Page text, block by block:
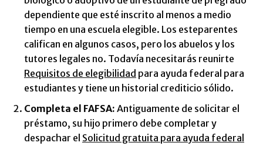
dependiente que esté inscrito al menos a medio
tiempo en una escuela elegible. Los esteparentes
califican en algunos casos, pero los abuelos y los
tutores legales no. Todavía necesitarás reunirte
Requisitos de elegibilidad para ayuda federal para
estudiantes y tiene un historial crediticio sólido.
Completa el FAFSA: Antiguamente de solicitar el
préstamo, su hijo primero debe completar y
despachar el Solicitud gratuita para ayuda federal